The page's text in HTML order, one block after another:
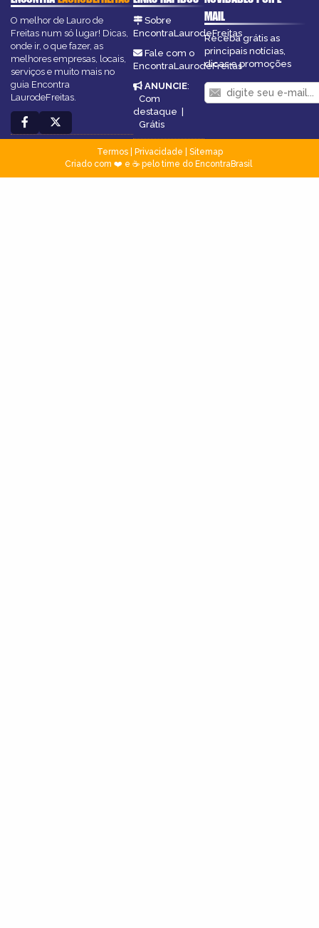
O melhor de Lauro de
Freitas num só lugar! Dicas,
onde ir, o que fazer, as
melhores empresas, locais,
serviços e muito mais no
guia Encontra
LaurodeFreitas.
Sobre
EncontraLaurodeFreitas
Fale com o
EncontraLaurodeFreitas
ANUNCIE:
Com
destaque |
Grátis
MAIL
Receba grátis as
principais notícias,
dicas e promoções
Termos| Privacidade
Sitemap
Criado com ❤️ e ☕ pelo time do EncontraBrasil